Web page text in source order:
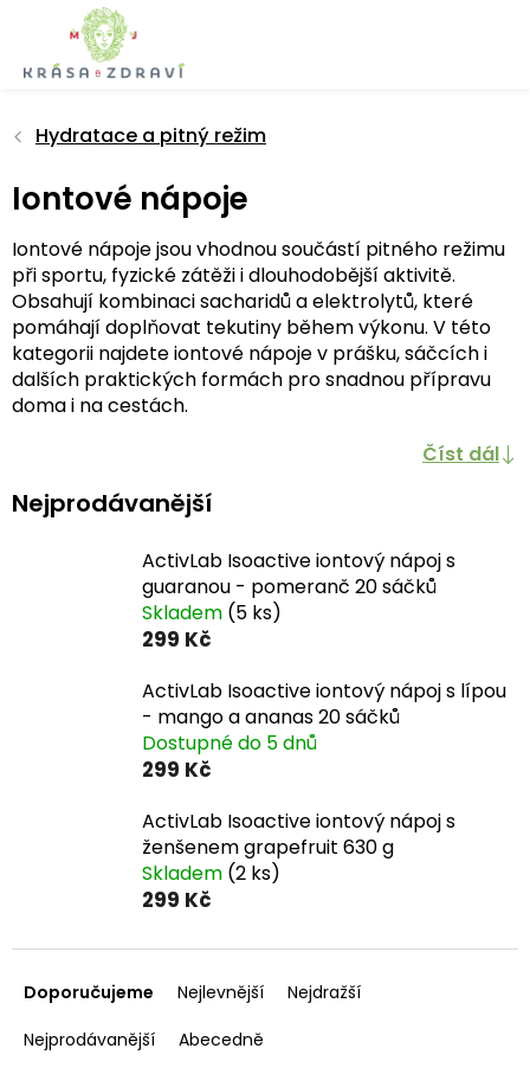
obsah
Hydratace a pitný režim
Iontové nápoje
Iontové nápoje jsou vhodnou součástí pitného režimu
při sportu, fyzické zátěži i dlouhodobější aktivitě.
Obsahují kombinaci sacharidů a elektrolytů, které
pomáhají doplňovat tekutiny během výkonu. V této
kategorii najdete iontové nápoje v prášku, sáčcích i
dalších praktických formách pro snadnou přípravu
doma i na cestách.
Číst dál
Nejprodávanější
ActivLab Isoactive iontový nápoj s
guaranou - pomeranč 20 sáčků
Skladem (5 ks)
299 Kč
ActivLab Isoactive iontový nápoj s lípou
- mango a ananas 20 sáčků
Dostupné do 5 dnů
299 Kč
ActivLab Isoactive iontový nápoj s
ženšenem grapefruit 630 g
Skladem (2 ks)
299 Kč
a
e
Doporučujeme Nejlevnější
Nejdražší
Nejprodávanější
Abecedně